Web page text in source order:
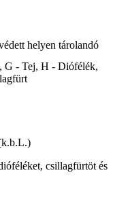
helyen tárolandó
G - Tej, H - Diófélék,
csillagfürtöt és